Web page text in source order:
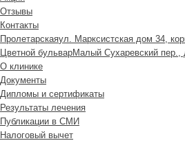
Отзывы
Контакты
Пролетарскаяул. Марксистская дом 34,
Цветной бульварМалый Сухаревский пер.,
О клинике
Документы
Дипломы и сертификаты
Результаты лечения
Публикации в СМИ
Налоговый вычет